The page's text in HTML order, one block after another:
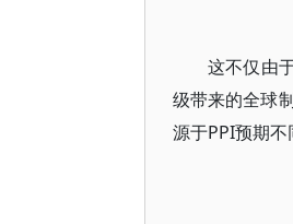
这不仅由
级带来的全球
源于PPI预期不